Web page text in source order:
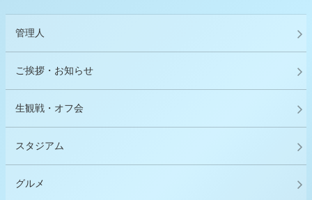
管理人
ご挨拶・お知らせ
生観戦・オフ会
スタジアム
グルメ